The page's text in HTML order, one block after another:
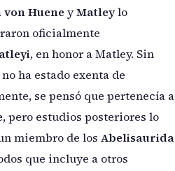
Huene yMatleylo
oficialmente
, en honor a Matley. Sin
ha estado exenta de
se pensó que pertenecía
, pero estudios posteriores lo
miembro de los
que incluye a otros